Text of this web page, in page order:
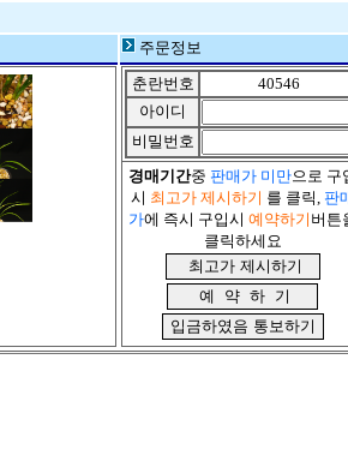
주문정보
춘란번호
40546
아이디
비밀번호
경매기간중 판매가 미만으로 구
시 최고가 제시하기 를 클릭, 판
가에 즉시 구입시 예약하기 버튼
클릭하세요